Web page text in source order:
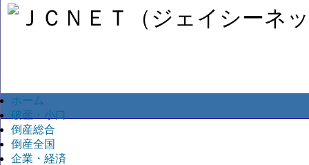
ホーム
破産・小口
倒産総合
倒産全国
企業・経済